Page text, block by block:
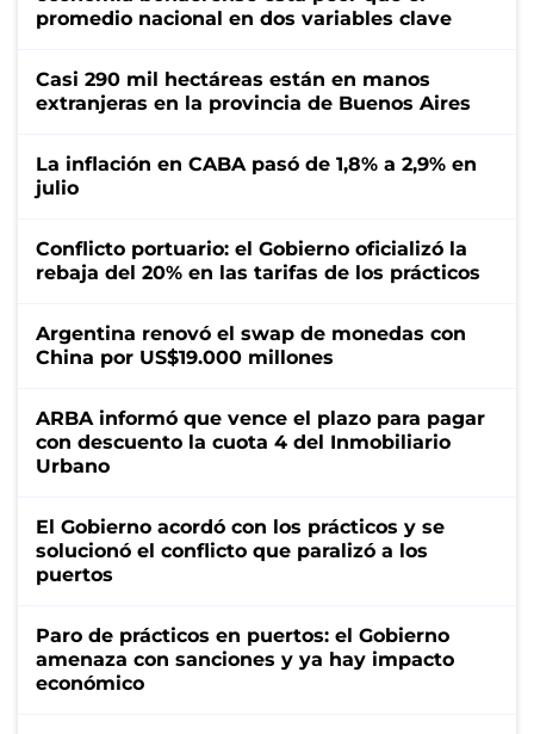
promedio nacional en dos variables clave
Casi 290 mil hectáreas están en manos
extranjeras en la provincia de Buenos Aires
La inflación en CABA pasó de 1,8% a 2,9% en
julio
Conflicto portuario: el Gobierno oficializó la
rebaja del 20% en las tarifas de los prácticos
Argentina renovó el swap de monedas con
China por US$19.000 millones
ARBA informó que vence el plazo para pagar
con descuento la cuota 4 del Inmobiliario
Urbano
El Gobierno acordó con los prácticos y se
solucionó el conflicto que paralizó a los
puertos
Paro de prácticos en puertos: el Gobierno
amenaza con sanciones y ya hay impacto
económico